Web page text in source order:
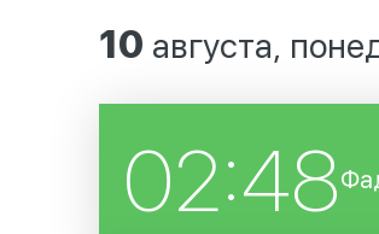
10 августа,
02:48